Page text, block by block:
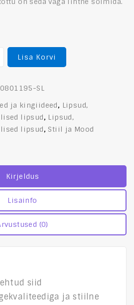
Lisa Korvi
SL
ja kingiideed, Lipsud,
lipsud, Lipsud,
lipsud, Stiil ja Mood
Kirjeldus
Lisainfo
(0)
siid
ja stiilne